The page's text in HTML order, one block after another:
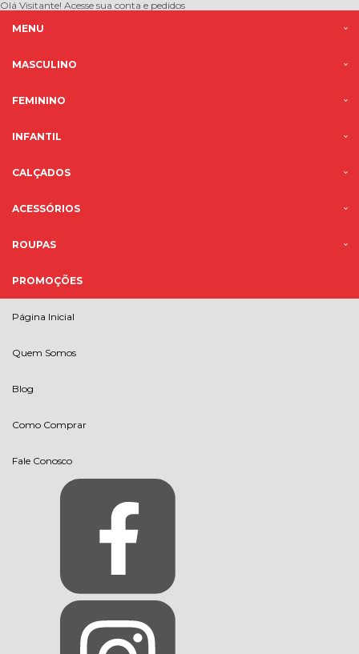
Olá Visitante! Acesse sua conta e pedidos
MENU
MASCULINO
FEMININO
INFANTIL
CALÇADOS
ACESSÓRIOS
ROUPAS
PROMOÇÕES
Página Inicial
Quem Somos
Blog
Como Comprar
Fale Conosco